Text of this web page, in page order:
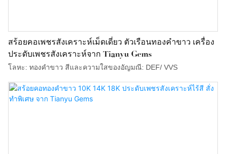
สร้อยคอเพชรสังเคราะห์เม็ดเดี่ยว ตัวเรือนทองคำขาว เครื่อง
ประดับเพชรสังเคราะห์จาก Tianyu Gems
โลหะ: ทองคำขาว สีและความใสของอัญมณี: DEF/ VVS